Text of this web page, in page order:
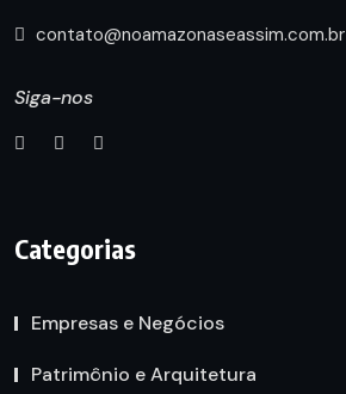
contato@noamazonaseassim.com.br
Siga-nos
Categorias
Empresas e Negócios
Patrimônio e Arquitetura